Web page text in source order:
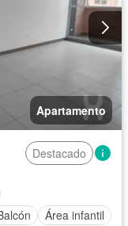
Apartamento
Destacado
Área infantil